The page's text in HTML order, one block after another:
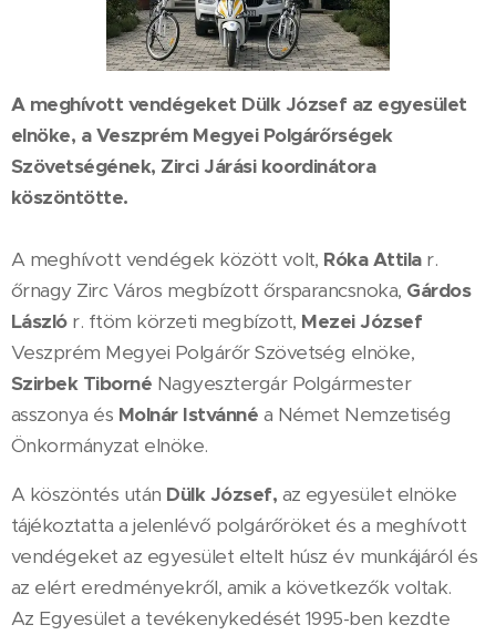
A meghívott vendégeket Dülk József az egyesület
elnöke, a Veszprém Megyei Polgárőrségek
Szövetségének, Zirci Járási koordinátora
köszöntötte.
A meghívott vendégek között volt, Róka Attilar.
őrnagy Zirc Város megbízott őrsparancsnoka, Gárdos
Lászlór. ftöm körzeti megbízott, Mezei József
Veszprém Megyei Polgárőr Szövetség elnöke,
Szirbek Tiborné Nagyesztergár Polgármester
asszonya és Molnár Istvánné a Német Nemzetiség
Önkormányzat elnöke.
A köszöntés után Dülk József, az egyesület elnöke
tájékoztatta a jelenlévő polgárőröket és a meghívott
vendégeket az egyesület eltelt húsz év munkájáról és
az elért eredményekről, amik a következők voltak.
Az Egyesület a tevékenykedését 1995-ben kezdte